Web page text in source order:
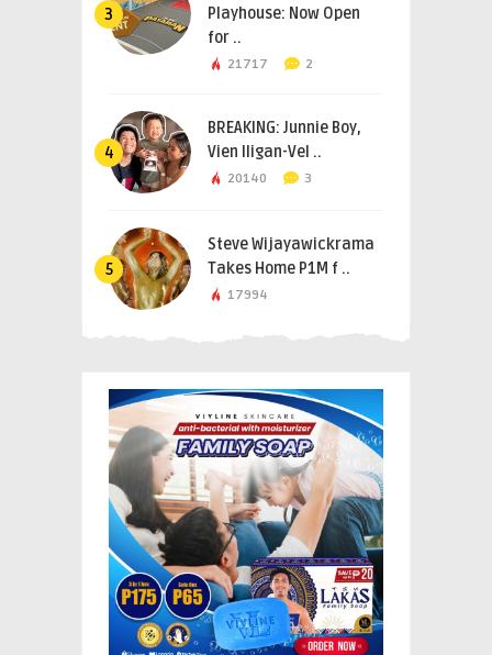
3
Playhouse: Now Open
for ..
21717 2
4
BREAKING: Junnie Boy,
Vien Iligan-Vel ..
20140 3
5
Steve Wijayawickrama
Takes Home P1M f ..
17994